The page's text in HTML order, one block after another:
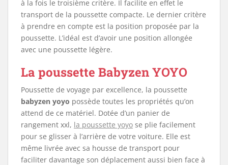
à la fois le troisième critère. Il facilite en effet le
transport de la poussette compacte. Le dernier critère
à prendre en compte est la position proposée par la
poussette. L’idéal est d’avoir une position allongée
avec une poussette légère.
La poussette Babyzen YOYO
Poussette de voyage par excellence, la poussette
babyzen yoyo possède toutes les propriétés qu’on
attend de ce matériel. Dotée d’un panier de
rangement xxl, la poussette yoyo se plie facilement
pour se glisser à l’arrière de votre voiture. Elle est
même livrée avec sa housse de transport pour
faciliter davantage son déplacement aussi bien face à